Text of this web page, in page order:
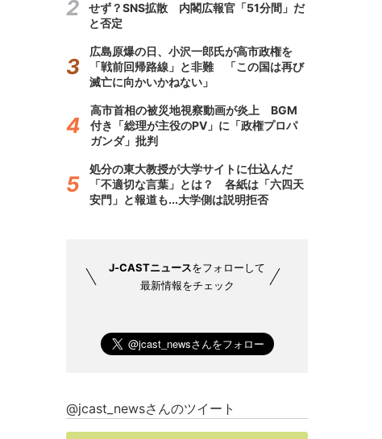
せず？SNS拡散 内閣広報官「51分間」だ
と否定
広島原爆の日、小沢一郎氏が高市政権を
「戦前回帰路線」と非難 「この国は再び
滅亡に向かいかねない」
高市首相の被災地視察動画が炎上 BGM
付き「総理が主役のPV」に「政権プロパ
ガンダ」批判
処分の東大教授が大学サイトに仕込んだ
「不適切な言葉」とは？ 各紙は「六四天
安門」と報道も...大学側は説明拒否
J-CASTニュースをフォローして
最新情報をチェック
@jcast_newsさんのツイート